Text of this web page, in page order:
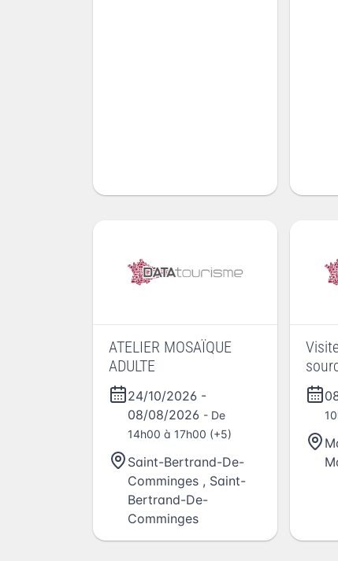
ATELIER MOSAÏQUE
ADULTE
24/10/2026 -
08/08/2026 - De
14h00 à 17h00 (+5)
Saint-Bertrand-De-
Comminges , Saint-
Bertrand-De-
Comminges